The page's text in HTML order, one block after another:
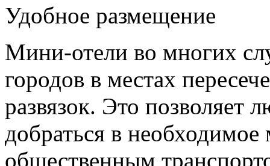
Удобное размещение
Мини-отели во многих
городов в местах
развязок. Это позволяет
добраться в
общественным